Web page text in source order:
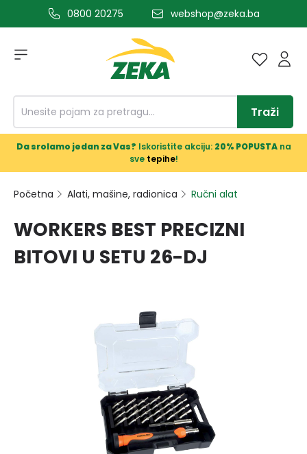
glavni sadržaj0800 20275 webshop@zeka.ba
Traži
Da srolamo jedan za Vas? Iskoristite akciju: 20% POPUSTAna
sve tepihe!
Početna Alati, mašine, radionica Ručni alat
WORKERS BEST PRECIZNI
BITOVI U SETU 26-DJ